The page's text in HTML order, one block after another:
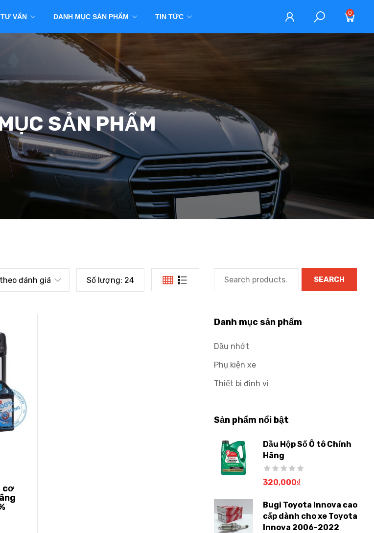
VẤN DANH MỤC SẢN PHẨM TIN TỨC 0
SẢN PHẨM
đánh giá Số lượng: 24
cơ
SEARCH
Danh mục sản phẩm
Dầu nhớt
Phụ kiện xe
Thiết bị định vị
Sản phẩm nổi bật
Dầu Hộp Số Ô tô Chính
Hãng
320,000₫
Bugi Toyota Innova cao
cấp dành cho xe Toyota
Innova 2006-2022